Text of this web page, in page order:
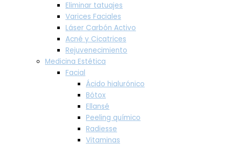
Eliminar tatuajes
Varices Faciales
Láser Carbón Activo
Acné y Cicatrices
Rejuvenecimiento
Medicina Estética
Facial
Ácido hialurónico
Bótox
Ellansé
Peeling químico
Radiesse
Vitaminas